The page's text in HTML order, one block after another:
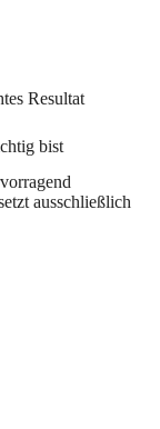
Resultat
bist
ausschließlich